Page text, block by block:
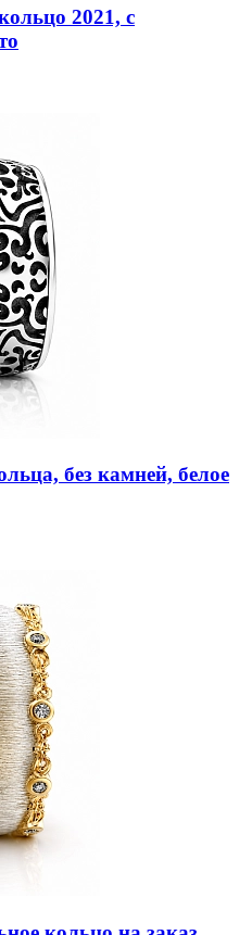
2021, с
без камней, белое